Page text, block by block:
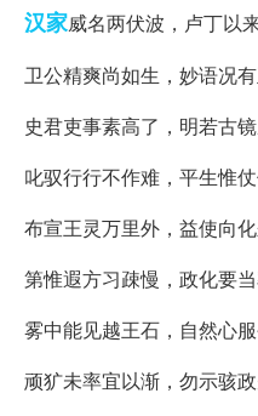
汉家威名两伏波，卢丁以
卫公精爽尚如生，妙语况有
史君吏事素高了，明若古镜
叱驭行行不作难，平生惟仗
布宣王灵万里外，益使向化
第惟遐方习疎慢，政化要当
雾中能见越王石，自然心服
顽犷未率宜以渐，勿示骇政